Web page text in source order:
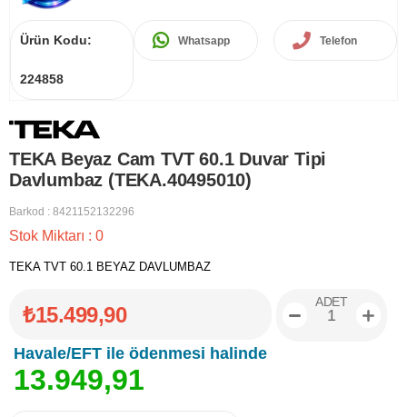
Ürün Kodu:
224858
Whatsapp Telefon
TEKA Beyaz Cam TVT 60.1 Duvar Tipi
Davlumbaz (TEKA.40495010)
Barkod : 8421152132296
Stok Miktarı : 0
TEKA TVT 60.1 BEYAZ DAVLUMBAZ
₺15.499,90
Havale/EFT ile ödenmesi halinde
13.949,91
ADET